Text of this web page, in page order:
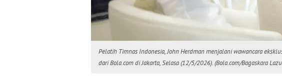
Pelatih Timnas Indonesia, John Herdman menjalani wawancara
dari Bola.com di Jakarta, Selasa (12/5/2026). (Bola.com/Bagaskara